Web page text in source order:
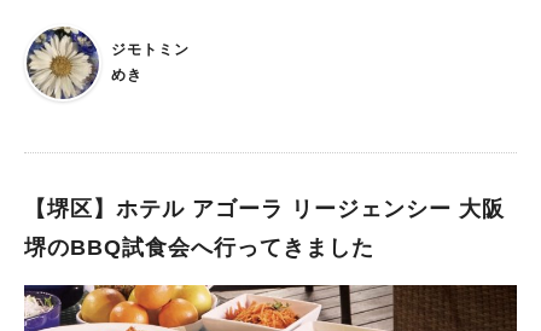
に入りのボタンを押してくださいね。 ※記事に掲載した内容は
公開日時点の情報です。変更される場合がありますので、お出か
け、サービス利用の際はHP等で最新情報の確認をしてください
定商品♡ このresume(リジューム)さん、毎月期間限定商品を販
売されております。6月は、resume初のヨーグルトフレーバー!!
ブルーベリーヨーグルトクランブル。こちらの商品、冷やして食
は翌日までもつので、手土産に持っていくのもありですね。今回
好みのブリュレを購入しました♡ このお店は2022年4月にオープ
ンされて、今は店長さん1人で切り盛りされています。とても気
さくな可愛らしい方でした。そして親切にもブリュレの出来たて
ジモトミン
めき
【堺区】ホテル アゴーラ リージェンシー 大阪
堺のBBQ試食会へ行ってきました
#泉ヶ丘駅#栂・美木多駅#光明池駅#なかもず駅#深井駅#ランチ#カフェ